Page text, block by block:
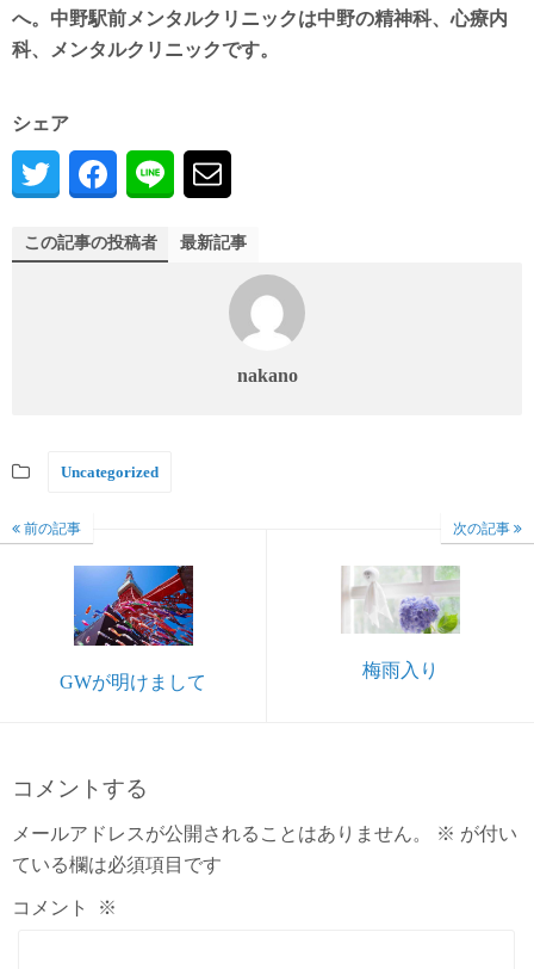
へ。中野駅前メンタルクリニックは中野の精神科、心療内
科、メンタルクリニックです。
シェア
この記事の投稿者 最新記事
nakano
Uncategorized
前の記事
GWが明けまして
次の記事
梅雨入り
コメントする
メールアドレスが公開されることはありません。 ※ が付い
ている欄は必須項目です
コメント ※